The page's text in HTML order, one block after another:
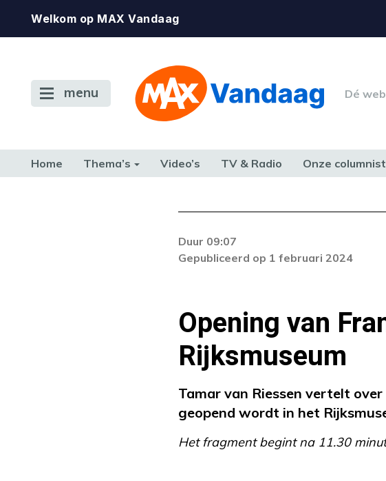
Welkom op MAX Vandaag
menu Dé
Home Thema’s Video’s TV & Radio Onze
De gewenste stream is op
beschikbaar. Als het probleem
Duur 09:07
Gepubliceerd op 1 februari 2024
Opening van
Rijksmuseum
Tamar van Riessen vertelt
geopend wordt in het
Het fragment begint na 11.30